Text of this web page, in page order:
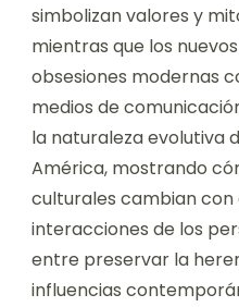
simbolizan valores y
mientras que los
obsesiones modernas
medios de
la naturaleza evolutiva
América, mostrando
culturales cambian con
interacciones de los
entre preservar la
influencias